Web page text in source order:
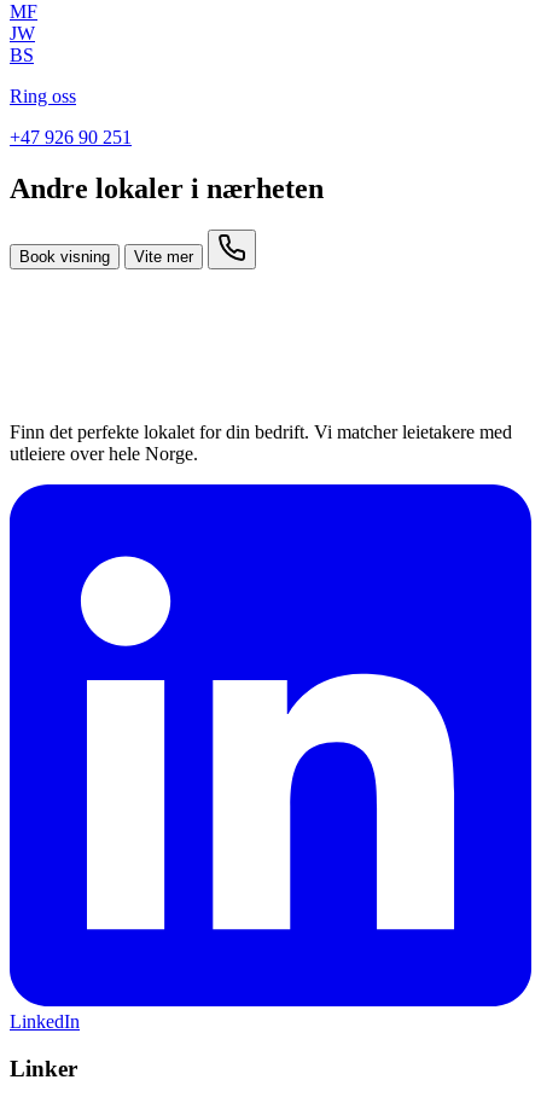
MF
JW
BS
Ring oss
+47 926 90 251
Andre lokaler i nærheten
Book visning Vite mer
Finn det perfekte lokalet for din bedrift. Vi matcher leietakere med
utleiere over hele Norge.
LinkedIn
Linker